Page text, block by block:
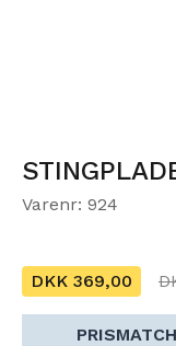
Varenr: 924
DKK 369,00